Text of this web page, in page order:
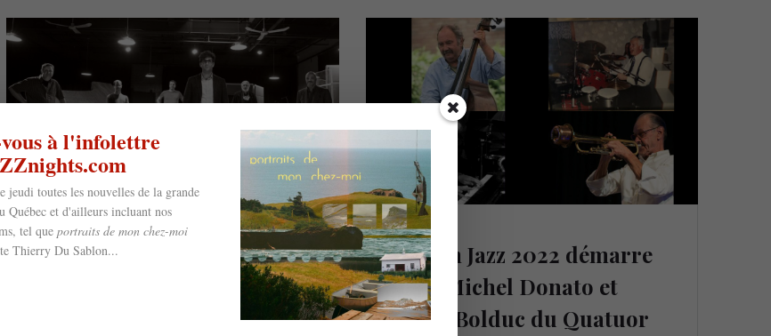
Andrés Vial, Fraser
Hollins, James Gelfand,
Sam Kirmayer, Kate Wyatt
Sutton Jazz 2022 démarre
avec Michel Donato et
Marc Bolduc du Quatuor
à l'infolettre
jeudi toutes les nouvelles de la grande
Québec et d'ailleurs incluant nos
tel que portraits de mon chez-moi
Thierry Du Sablon...